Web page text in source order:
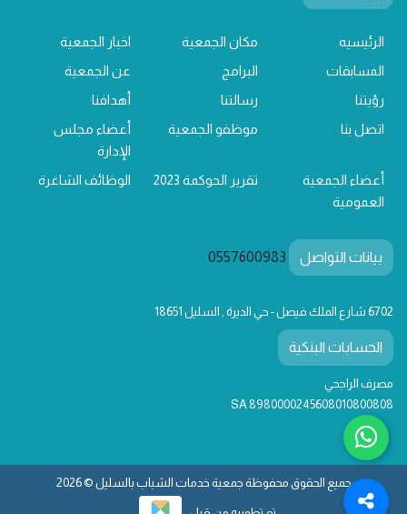
الرئيسيه مكان الجمعية
اخبار الجمعية
المسابقات
البرامج
عن الجمعية
رؤيتنا
رسالتنا
أهدافنا
اتصل بنا
موظفو الجمعية
أعضاء مجلس
الإدارة
أعضاء الجمعية
العمومية
تقرير الحوكمة 2023 الوظائف الشاغرة
بيانات التواصل 0557600983
6702 شارع الملك فيصل - حي الديرة , السليل 18651
الحسابات البنكية
مصرف الراجحي
SA 8980000245608010800808
جميع الحقوق محفوظة جمعية خدمات الشباب بالسليل © 2026